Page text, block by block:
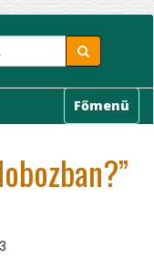
Főmenü